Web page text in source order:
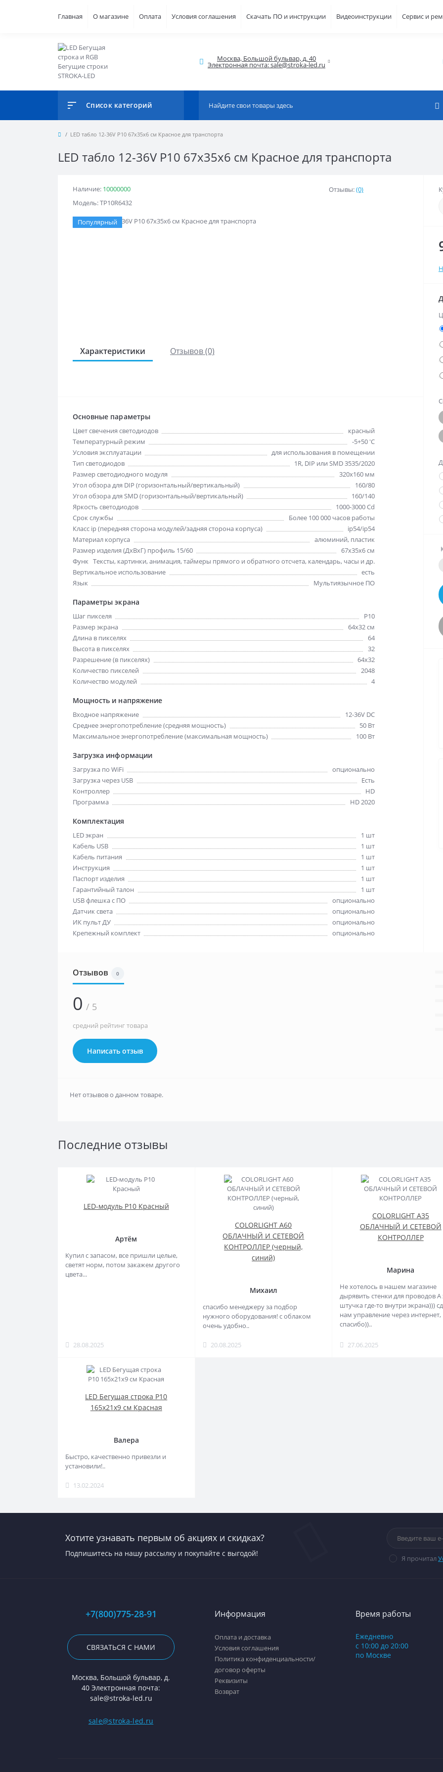
Главная О магазине Оплата Условия соглашения Скачать ПО и инструкции Видеоинструкции Сервис и
Москва, Большой бульвар, д. 40
Электронная почта: sale@stroka-led.ru
Список категорий
LED табло 12-36V Р10 67x35x6 см Красное для транспорта
LED табло 12-36V Р10 67x35x6 см Красное для транспорта
Наличие: 10000000
Модель: TР10R6432
Отзывы:(0)
Популярный
Характеристики Отзывов (0)
Основные параметры
Цвет свечения светодиодов
красный
Температурный режим
-5+50 'C
Условия эксплуатации
для использования в помещении
Тип светодиодов
1R, DIP или SMD 3535/2020
Размер светодиодного модуля
320х160 мм
Угол обзора для DIP (горизонтальный/вертикальный)
160/80
Угол обзора для SMD (горизонтальный/вертикальный)
160/140
Яркость светодиодов
1000-3000 Cd
Срок службы
Более 100 000 часов работы
Класс ip (передняя сторона модулей/задняя сторона корпуса)
ip54/ip54
Материал корпуса
алюминий, пластик
Размер изделия (ДхВхГ) профиль 15/60
67х35х6 см
Функции отображения
Тексты, картинки, анимация, таймеры прямого и обратного отсчета, календарь, часы и др.
Вертикальное использование
есть
Язык
Мультиязычное ПО
Параметры экрана
Шаг пикселя
Р10
Размер экрана
64х32 см
Длина в пикселях
64
Высота в пикселях
32
Разрешение (в пикселях)
64x32
Количество пикселей
2048
Количество модулей
4
Мощность и напряжение
Входное напряжение
12-36V DC
Среднее энергопотребление (средняя мощность)
50 Вт
Максимальное энергопотребление (максимальная мощность)
100 Вт
Загрузка информации
Загрузка по WiFi
опционально
Загрузка через USB
Есть
Контроллер
HD
Программа
HD 2020
Комплектация
LED экран
1 шт
Кабель USB
1 шт
Кабель питания
1 шт
Инструкция
1 шт
Паспорт изделия
1 шт
Гарантийный талон
1 шт
USB флешка с ПО
опционально
Датчик света
опционально
ИК пульт ДУ
опционально
Крепежный комплект
опционально
Отзывов 0
0 / 5
средний рейтинг товара
Написать отзыв
Нет отзывов о данном товаре.
Последние отзывы
LED-модуль P10 Красный
Артём
Купил с запасом, все пришли целые,
светят норм, потом закажем другого
цвета...
28.08.2025
COLORLIGHT A60
ОБЛАЧНЫЙ И СЕТЕВОЙ
КОНТРОЛЛЕР (черный,
синий)
Михаил
спасибо менеджеру за подбор
нужного оборудования! с облаком
очень удобно..
20.08.2025
COLORLIGHT A35
ОБЛАЧНЫЙ И СЕТЕВОЙ
КОНТРОЛЛЕР
Марина
Не хотелось в нашем магазине
дырявить стенки для проводов А
штучка где-то внутри экрана)))
нам управление через интернет,
спасибо))..
27.06.2025
LED Бегущая строка Р10
165x21x9 см Красная
Валера
Быстро, качественно привезли и
установили!..
13.02.2024
Хотите узнавать первым об акциях и скидках?
Подпишитесь на нашу рассылку и покупайте с выгодой!
Я прочитал
+7(800)775-28-91
СВЯЗАТЬСЯ С НАМИ
Москва, Большой бульвар, д.
40 Электронная почта:
sale@stroka-led.ru
sale@stroka-led.ru
Информация
Оплата и доставка
Условия соглашения
Политика конфиденциальности/
договор оферты
Реквизиты
Возврат
Время работы
Ежедневно
с 10:00 до 20:00
по Москве